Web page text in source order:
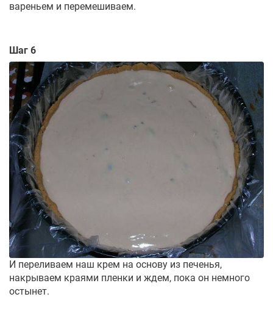
вареньем и перемешиваем.
Шаг 6
И переливаем наш крем на основу из печенья,
накрываем краями пленки и ждем, пока он немного
остынет.